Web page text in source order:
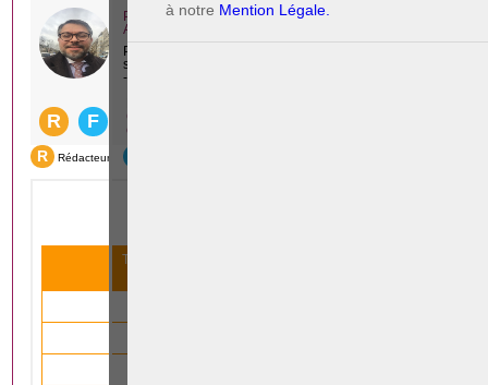
à notre Mention Légale.
R F
PAOLO CRISCENZO
Avocat pénaliste
Plaide dans les arrondissements judicaires
suivants : à BRUXELLES - NAMUR -LIEGE
- MONS - CHARLEROI
Code pénal - De l'homicide, des blessures
et coups justifiés
R Rédacteur
Tous nos articles scientifiques ont été lus